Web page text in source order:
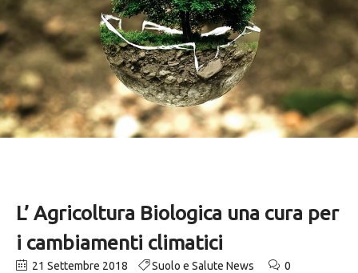
L’ Agricoltura Biologica una cura per
i cambiamenti climatici
21 Settembre 2018 Suolo e Salute News 0